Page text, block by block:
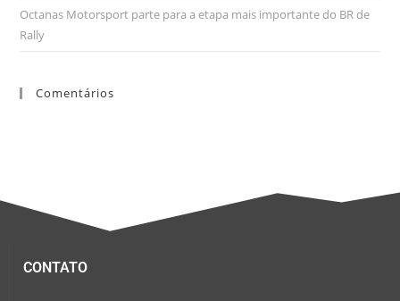
Octanas Motorsport parte para a etapa mais importante do BR de
Rally
Comentários
CONTATO